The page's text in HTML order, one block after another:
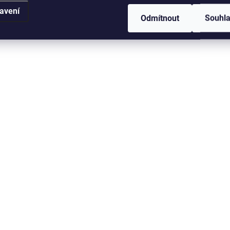
Odmítnout